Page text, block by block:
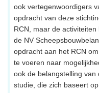
ook vertegenwoordigers
opdracht van deze
RCN, maar de
de NV
opdracht aan het RCN
te voeren naar
ook de belangstelling
studie, die zich baseert